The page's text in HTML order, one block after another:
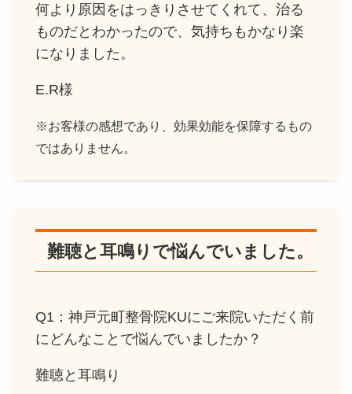
何より原因をはっきりさせてくれて、治る
ものだとわかったので、気持ちもかなり楽
になりました。
E.R様
※お客様の感想であり、効果効能を保障するもの
ではありません。
難聴と耳鳴りで悩んでいました。
Q1：神戸元町整骨院KUにご来院いただく前
にどんなことで悩んでいましたか？
難聴と耳鳴り